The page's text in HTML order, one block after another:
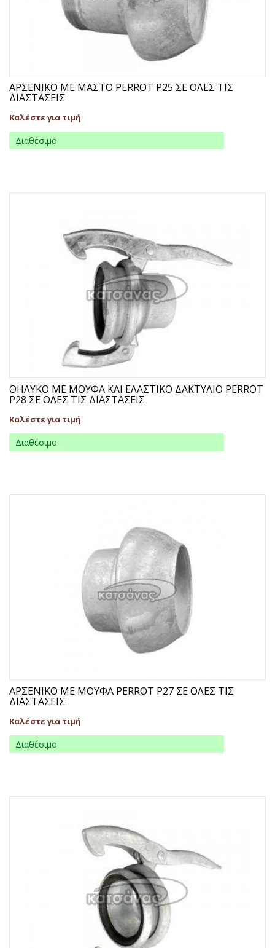
ΑΡΣΕΝΙΚΟ ΜΕ ΜΑΣΤΟ PERROT P25 ΣΕ ΟΛΕΣ ΤΙΣ
ΔΙΑΣΤΑΣΕΙΣ
Καλέστε για τιμή
Διαθέσιμο
ΘΗΛΥΚΟ ΜΕ ΜΟΥΦΑ ΚΑΙ ΕΛΑΣΤΙΚΟ ΔΑΚΤΥΛΙΟ PERROT
P28 ΣΕ ΟΛΕΣ ΤΙΣ ΔΙΑΣΤΑΣΕΙΣ
Καλέστε για τιμή
Διαθέσιμο
ΑΡΣΕΝΙΚΟ ΜΕ ΜΟΥΦΑ PERROT P27 ΣΕ ΟΛΕΣ ΤΙΣ
ΔΙΑΣΤΑΣΕΙΣ
Καλέστε για τιμή
Διαθέσιμο